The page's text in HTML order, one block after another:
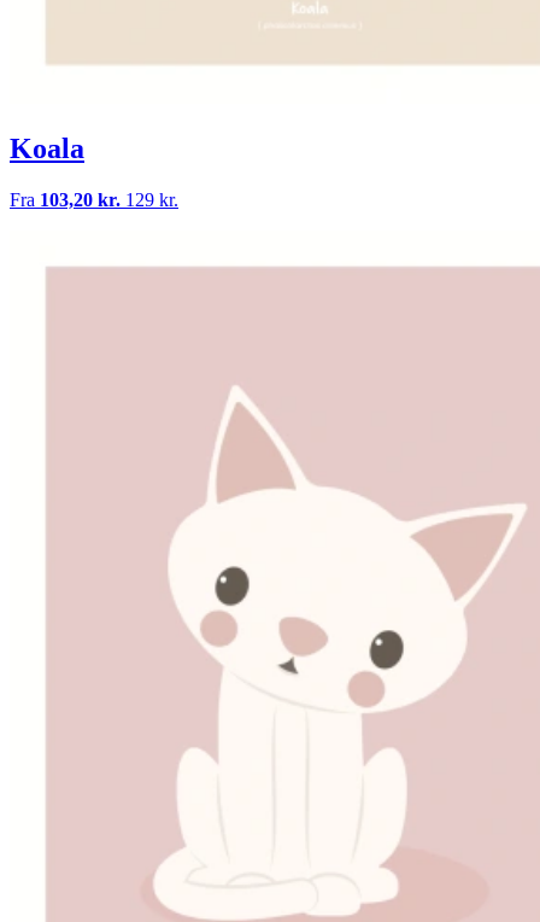
Koala
Fra 103,20 kr. 129 kr.